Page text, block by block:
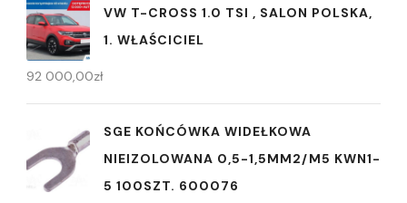
VW T-CROSS 1.0 TSI , SALON POLSKA,
1. WŁAŚCICIEL
92 000,00zł
SGE KOŃCÓWKA WIDEŁKOWA
NIEIZOLOWANA 0,5-1,5MM2/M5 KWN1-
5 100SZT. 600076